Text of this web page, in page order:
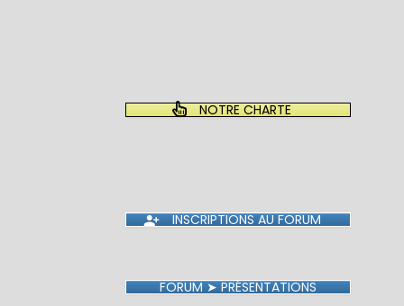
NOTRE CHARTE
INSCRIPTIONS AU FORUM
FORUM ➤ PRÉSENTATIONS